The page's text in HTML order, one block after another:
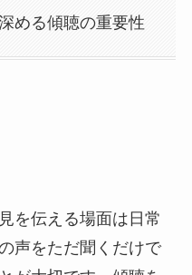
める傾聴の重要性
を伝える場面は日常
声をただ聞くだけで